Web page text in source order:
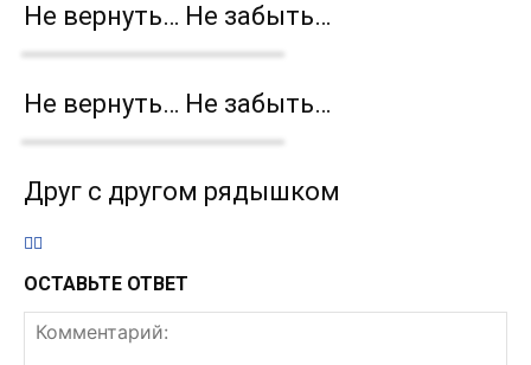
Не вернуть… Не забыть…
Не вернуть… Не забыть…
Друг с другом рядышком
ОСТАВЬТЕ ОТВЕТ